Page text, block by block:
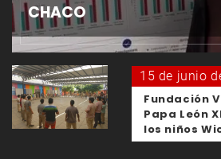
CHACO
15 de junio
Fundación
Papa León
los niños